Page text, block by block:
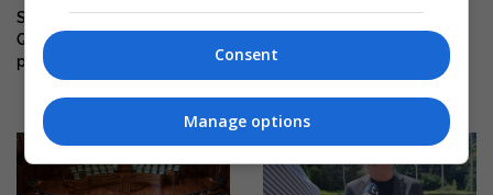
Seanca konstituive, Hamza:
Qëndrimi i PDK-së mbetet i
pandryshuar
Haziri: Takimet me LVV-në do
të vazhdojnë, s’ka orar, do të
punohet 24/7 për të arritur
marrëveshje
Consent
Manage options